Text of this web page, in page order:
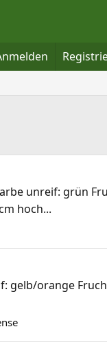
unreif: grün
hoch...
gelb/orange